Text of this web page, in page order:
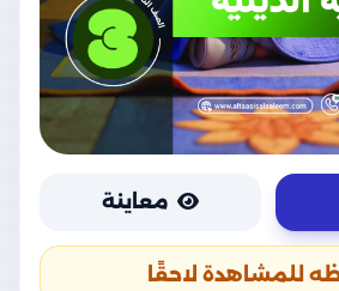
معاينة
للمشاهدة لاحقًا